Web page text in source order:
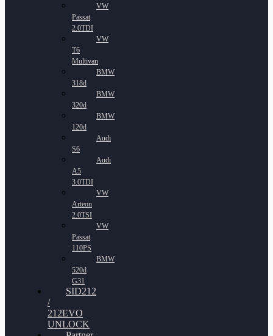
VW
Passat
2.0TDI
VW
T6
Multivan
BMW
318d
BMW
320d
BMW
120d
Audi
S6
Audi
A5
3.0TDI
VW
Arteon
2.0TSI
VW
Passat
110PS
BMW
520d
G31
SID212
/
212EVO
UNLOCK